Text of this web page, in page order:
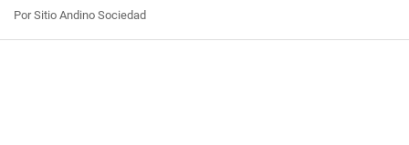
Por Sitio Andino Sociedad